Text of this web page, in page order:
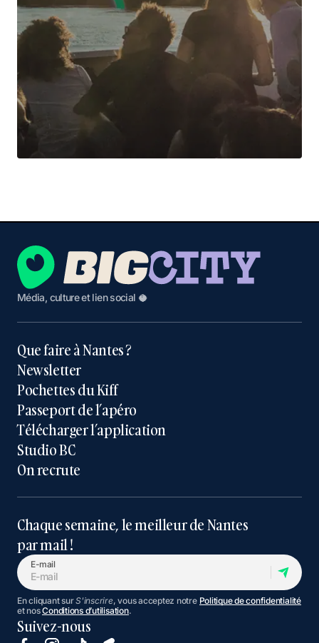
Média, culture et lien social 🥥
Que faire à Nantes ?
Newsletter
Pochettes du Kiff
Passeport de l’apéro
Télécharger l’application
Studio BC
On recrute
Chaque semaine, le meilleur de Nantes
par mail !
E-mail
En cliquant surS'inscrire, vous acceptez notre Politique de confidentialité
et nosConditions d’utilisation.
Suivez-nous